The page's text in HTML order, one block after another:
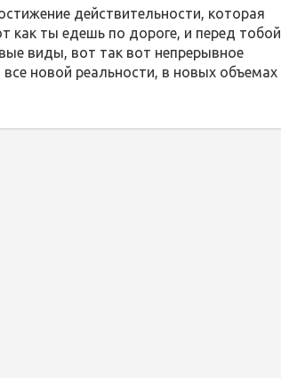
действительности, которая
как ты едешь по дороге, и перед тобой
виды, вот так вот непрерывное
новой реальности, в новых объемах